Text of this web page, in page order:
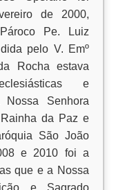
de 2000,
Pe. Luiz
pelo V. Emº
Rocha estava
e
Nossa Senhora
da Paz e
São João
e 2010 foi a
que e a Nossa